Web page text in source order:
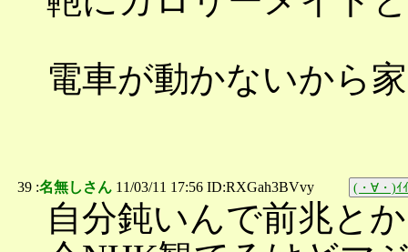
電車が動かないから
39 :名無しさん 11/03/11 17:56 ID:RXGah3BVvy (・∀・)ｲ
自分鈍いんで前兆と